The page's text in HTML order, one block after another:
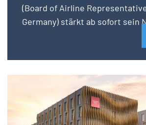
(Board of Airline
Germany) stärkt ab sofort sein